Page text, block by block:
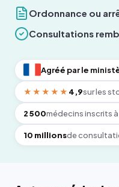
Ordonnance ou
Consultations
Agréé par le
★★★★★ 4,9sur les
2 500médecins inscrits
10 millionsde